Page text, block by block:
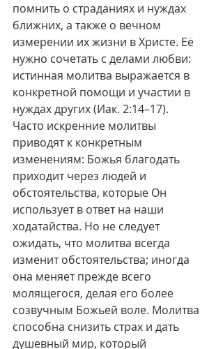
помнить о страданиях и нуждах
ближних, а также о вечном
измерении их жизни в Христе. Её
нужно сочетать с делами любви:
истинная молитва выражается в
конкретной помощи и участии в
нуждах других (Иак. 2:14–17).
Часто искренние молитвы
приводят к конкретным
изменениям: Божья благодать
приходит через людей и
обстоятельства, которые Он
использует в ответ на наши
ходатайства. Но не следует
ожидать, что молитва всегда
изменит обстоятельства; иногда
она меняет прежде всего
молящегося, делая его более
созвучным Божьей воле. Молитва
способна снизить страх и дать
душевный мир, который